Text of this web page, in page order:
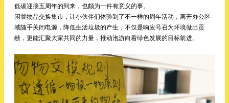
低碳迎接五周年的到来，也颇为一件有意义的事。
闲置物品交换集市，让小伙伴们体验到了不一样的周年活动，离开办公区
域随手关闭电源，降低生活垃圾的产生，不仅是响应号召为环境做出贡
献，更能汇聚大家共同的力量，推动泡游向着绿色发展的目标前进。